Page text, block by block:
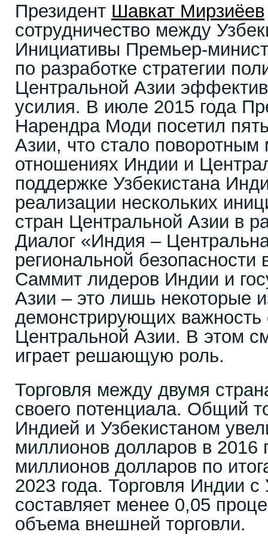
Президент Шавкат Мирзиёев
сотрудничество между
Инициативы Премьер-
по разработке стратегии
Центральной Азии
усилия. В июле 2015 года
Нарендра Моди посетил
Азии, что стало
отношениях Индии и
поддержке Узбекистана
реализации нескольких
стран Центральной Азии в
Диалог «Индия –
региональной безопасности
Саммит лидеров Индии и
Азии – это лишь некоторые
демонстрирующих важность
Центральной Азии. В этом
играет решающую роль.
Торговля между двумя
своего потенциала. Общий
Индией и Узбекистаном
миллионов долларов в 2016
миллионов долларов по
2023 года. Торговля Индии с
составляет менее 0,05
объема внешней торговли.